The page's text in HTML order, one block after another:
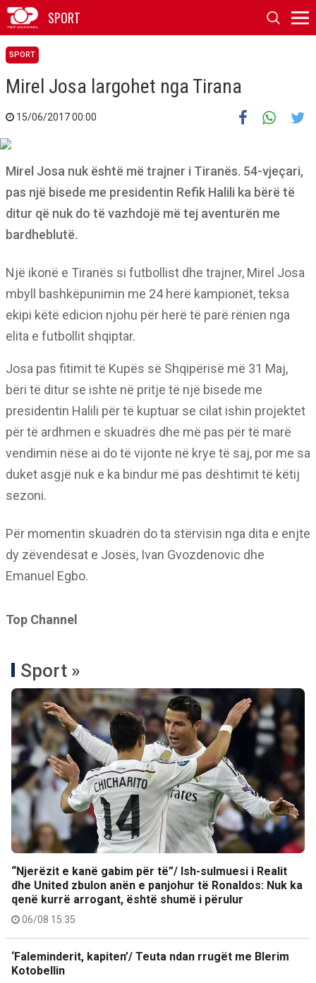
SPORT
SPORT
Mirel Josa largohet nga Tirana
15/06/2017 00:00
Mirel Josa nuk është më trajner i Tiranës. 54-vjeçari,
pas një bisede me presidentin Refik Halili ka bërë të
ditur që nuk do të vazhdojë më tej aventurën me
bardheblutë.
Një ikonë e Tiranës si futbollist dhe trajner, Mirel Josa
mbyll bashkëpunimin me 24 herë kampionët, teksa
ekipi këtë edicion njohu për herë të parë rënien nga
elita e futbollit shqiptar.
Josa pas fitimit të Kupës së Shqipërisë më 31 Maj,
bëri të ditur se ishte në pritje të një bisede me
presidentin Halili për të kuptuar se cilat ishin projektet
për të ardhmen e skuadrës dhe më pas për të marë
vendimin nëse ai do të vijonte në krye të saj, por me sa
duket asgjë nuk e ka bindur më pas dështimit të këtij
sezoni.
Për momentin skuadrën do ta stërvisin nga dita e enjte
dy zëvendësat e Josës, Ivan Gvozdenovic dhe
Emanuel Egbo.
Top Channel
Sport »
“Njerëzit e kanë gabim për të”/ Ish-sulmuesi i Realit
dhe United zbulon anën e panjohur të Ronaldos: Nuk ka
qenë kurrë arrogant, është shumë i përulur
06/08 15:35
‘Faleminderit, kapiten’/ Teuta ndan rrugët me Blerim
Kotobellin